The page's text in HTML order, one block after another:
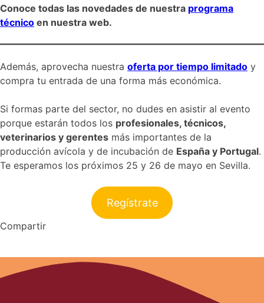
Conoce todas las novedades de nuestra programa
técnico en nuestra web.
Además, aprovecha nuestra oferta por tiempo limitado y
compra tu entrada de una forma más económica.
Si formas parte del sector, no dudes en asistir al evento
porque estarán todos los profesionales, técnicos,
veterinarios y gerentes más importantes de la
producción avícola y de incubación de España y Portugal.
Te esperamos los próximos 25 y 26 de mayo en Sevilla.
Regístrate
Compartir